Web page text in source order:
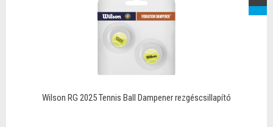
Wilson RG 2025 Tennis Ball Dampener rezgéscsillapító